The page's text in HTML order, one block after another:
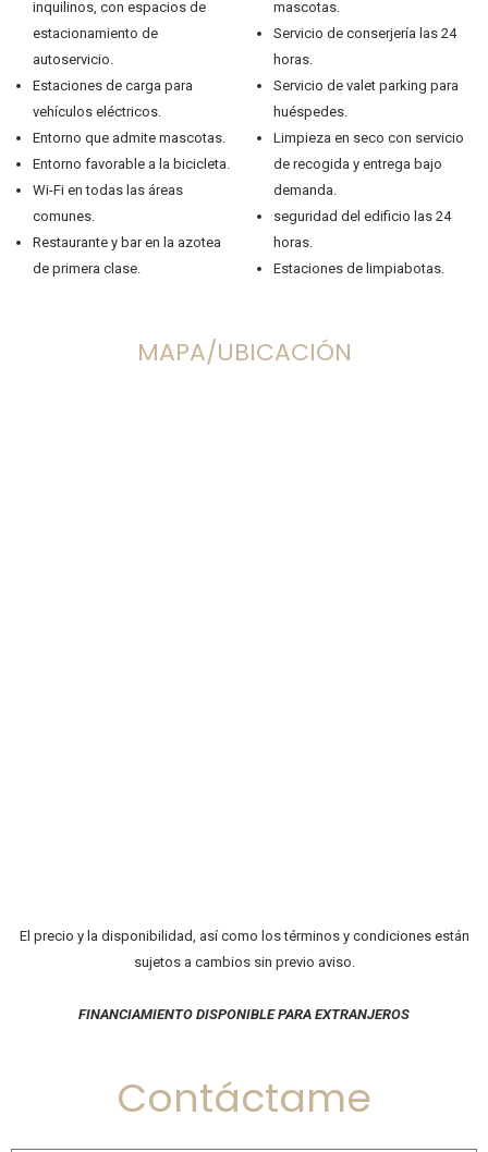
inquilinos, con espacios de
estacionamiento de
autoservicio.
Estaciones de carga para
vehículos eléctricos.
Entorno que admite mascotas.
Entorno favorable a la bicicleta.
Wi-Fi en todas las áreas
comunes.
Restaurante y bar en la azotea
de primera clase.
mascotas.
Servicio de conserjería las 24
horas.
Servicio de valet parking para
huéspedes.
Limpieza en seco con servicio
de recogida y entrega bajo
demanda.
seguridad del edificio las 24
horas.
Estaciones de limpiabotas.
MAPA/UBICACIÓN
El precio y la disponibilidad, así como los términos y condiciones están
sujetos a cambios sin previo aviso.
FINANCIAMIENTO DISPONIBLE PARA EXTRANJEROS
Contáctame